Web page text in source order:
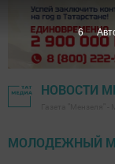
НОВОСТИ
МОЛОДЕЖНЫЙ
5